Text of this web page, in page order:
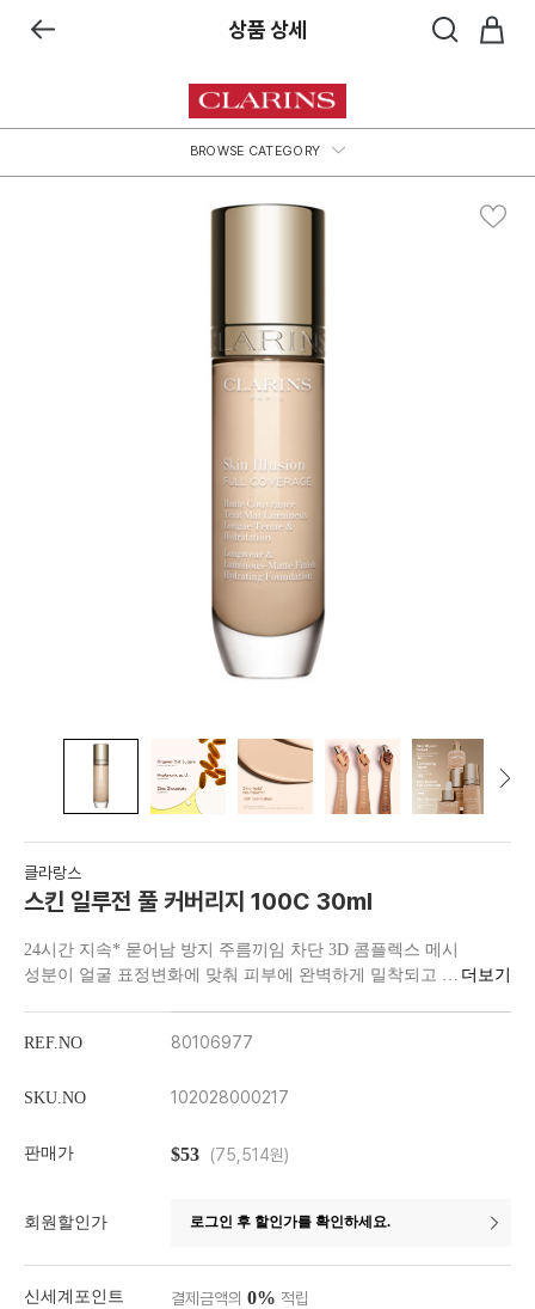
상품 상세
BROWSE CATEGORY
클라랑스
스킨 일루전 풀 커버리지 100C 30ml
24시간 지속* 묻어남 방지 주름끼임 차단 3D 콤플렉스 메시
성분이 얼굴 표정변화에 맞춰 피부에 완벽하게 밀착되고 오
REF.NO 80106977
SKU.NO 102028000217
판매가 $53 (75,514원)
회원할인가 로그인 후 할인가를 확인하세요.
신세계포인트 결제금액의 0% 적립